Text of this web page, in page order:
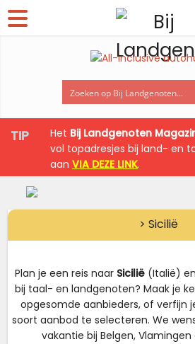
TIP Het Bij Landgenoten
vol topadresjes bij land- en
aan VIA DEZE LINK.
> Sicilië
Plan je een reis naar Sicilië(Italië)
bij taal- en landgenoten? Maak je
opgesomde aanbieders, of verfijn
soort aanbod te selecteren. We
vakantie bij Belgen, Vlamingen